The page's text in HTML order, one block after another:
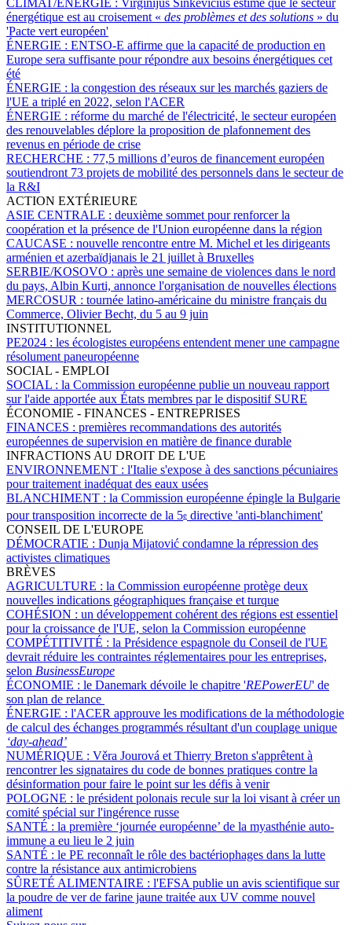
énergétique est au croisement « des problèmes et des solutions » du
'Pacte vert européen'
ÉNERGIE : ENTSO-E affirme que la capacité de production en
Europe sera suffisante pour répondre aux besoins énergétiques cet
été
ÉNERGIE : la congestion des réseaux sur les marchés gaziers de
l'UE a triplé en 2022, selon l'ACER
ÉNERGIE : réforme du marché de l'électricité, le secteur européen
des renouvelables déplore la proposition de plafonnement des
revenus en période de crise
RECHERCHE : 77,5 millions d’euros de financement européen
soutiendront 73 projets de mobilité des personnels dans le secteur de
la R&I
ACTION EXTÉRIEURE
ASIE CENTRALE : deuxième sommet pour renforcer la
coopération et la présence de l'Union européenne dans la région
CAUCASE : nouvelle rencontre entre M. Michel et les dirigeants
arménien et azerbaïdjanais le 21 juillet à Bruxelles
SERBIE/KOSOVO : après une semaine de violences dans le nord
du pays, Albin Kurti, annonce l'organisation de nouvelles élections
MERCOSUR : tournée latino-américaine du ministre français du
Commerce, Olivier Becht, du 5 au 9 juin
INSTITUTIONNEL
PE2024 : les écologistes européens entendent mener une campagne
résolument paneuropéenne
SOCIAL - EMPLOI
SOCIAL : la Commission européenne publie un nouveau rapport
sur l'aide apportée aux États membres par le dispositif SURE
ÉCONOMIE - FINANCES - ENTREPRISES
FINANCES : premières recommandations des autorités
européennes de supervision en matière de finance durable
INFRACTIONS AU DROIT DE L'UE
ENVIRONNEMENT : l'Italie s'expose à des sanctions pécuniaires
pour traitement inadéquat des eaux usées
BLANCHIMENT : la Commission européenne épingle la Bulgarie
pour transposition incorrecte de la 5e directive 'anti-blanchiment'
CONSEIL DE L'EUROPE
DÉMOCRATIE : Dunja Mijatović condamne la répression des
activistes climatiques
BRÈVES
AGRICULTURE : la Commission européenne protège deux
nouvelles indications géographiques française et turque
COHÉSION : un développement cohérent des régions est essentiel
pour la croissance de l'UE, selon la Commission européenne
COMPÉTITIVITÉ : la Présidence espagnole du Conseil de l'UE
devrait réduire les contraintes réglementaires pour les entreprises,
selon BusinessEurope
ÉCONOMIE : le Danemark dévoile le chapitre 'REPowerEU' de
son plan de relance
ÉNERGIE : l'ACER approuve les modifications de la méthodologie
de calcul des échanges programmés résultant d'un couplage unique
‘day-ahead’
NUMÉRIQUE : Věra Jourová et Thierry Breton s'apprêtent à
rencontrer les signataires du code de bonnes pratiques contre la
désinformation pour faire le point sur les défis à venir
POLOGNE : le président polonais recule sur la loi visant à créer un
comité spécial sur l'ingérence russe
SANTÉ : la première ‘journée européenne’ de la myasthénie auto-
immune a eu lieu le 2 juin
SANTÉ : le PE reconnaît le rôle des bactériophages dans la lutte
contre la résistance aux antimicrobiens
SÛRETÉ ALIMENTAIRE : l'EFSA publie un avis scientifique sur
la poudre de ver de farine jaune traitée aux UV comme nouvel
aliment